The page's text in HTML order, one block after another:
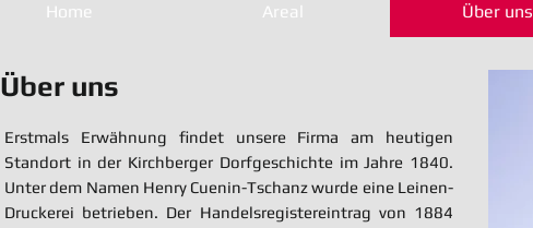
Home Areal Über uns
Über uns
Erstmals Erwähnung findet unsere Firma am heutigen
Standort in der Kirchberger Dorfgeschichte im Jahre 1840.
Unter dem Namen Henry Cuenin-Tschanz wurde eine Leinen-
Druckerei betrieben. Der Handelsregistereintrag von 1884